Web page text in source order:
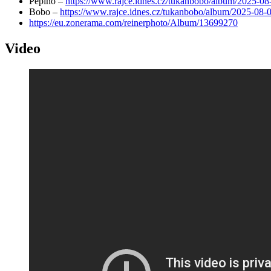
Bobo – https://www.rajce.idnes.cz/tukanbobo/album/2025-08-
https://eu.zonerama.com/reinerphoto/Album/13699270
Video